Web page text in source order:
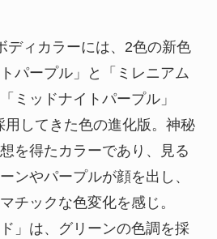
ディカラーには、2色の新色
パープル」と「ミレニアム
ミッドナイトパープル」
用してきた色の進化版。神秘
を得たカラーであり、見る
ンやパープルが顔を出し、
チックな色変化を感じ。
」は、グリーンの色調を採